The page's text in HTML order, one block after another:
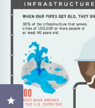
Klicken Sie, um